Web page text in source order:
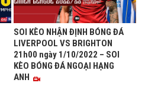
SOI KÈO NHẬN ĐỊNH BÓNG ĐÁ
LIVERPOOL VS BRIGHTON
21h00 ngày 1/10/2022 – SOI
KÈO BÓNG ĐÁ NGOẠI HẠNG
ANH